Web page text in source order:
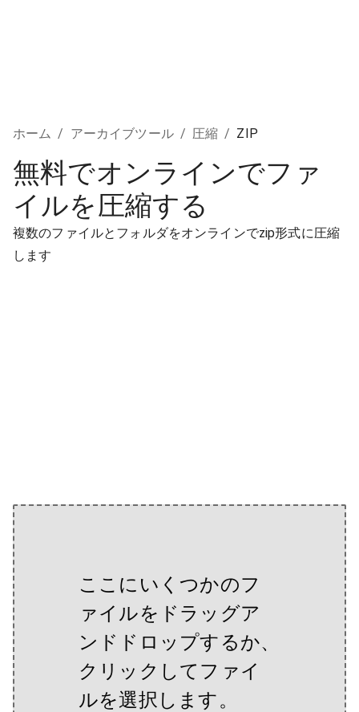
ホーム / アーカイブツール / 圧縮 / ZIP
無料でオンラインでファ
イルを圧縮する
複数のファイルとフォルダをオンラインでzip形式に圧縮
します
ここにいくつかのフ
ァイルをドラッグア
ンドドロップするか、
クリックしてファイ
ルを選択します。